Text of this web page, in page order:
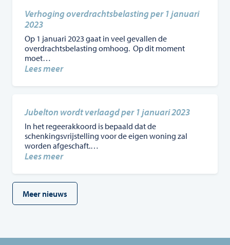
in
per
1
2023
Verhoging overdrachtsbelasting per 1 januari
2023
Op 1 januari 2023 gaat in veel gevallen de
overdrachtsbelasting omhoog. Op dit moment
moet…
Lees meer:
overdrachtsbelasting
1
januari
2023
Jubelton wordt verlaagd per 1 januari 2023
In het regeerakkoord is bepaald dat de
schenkingsvrijstelling voor de eigen woning zal
worden afgeschaft.…
Lees meer:
wordt
verlaagd
per
Meer nieuws